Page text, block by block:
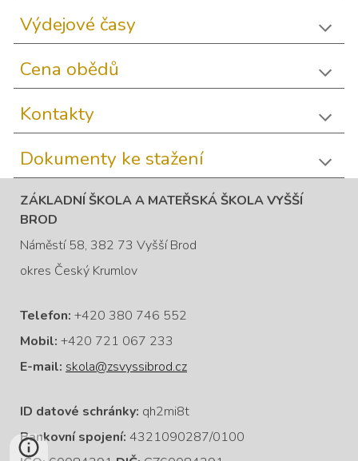
Výdejové časy
Cena obědů
Kontakty
Dokumenty ke stažení
ZÁKLADNÍ ŠKOLA A MATEŘSKÁ ŠKOLA VYŠŠÍ
BROD
Náměstí 58, 382 73 Vyšší Brod
okres Český Krumlov
Telefon: +420 380 746 552
Mobil: +420 721 067 233
E-mail: skola@zsvyssibrod.cz
ID datové schránky: qh2mi8t
Bankovní spojení: 4321090287/0100